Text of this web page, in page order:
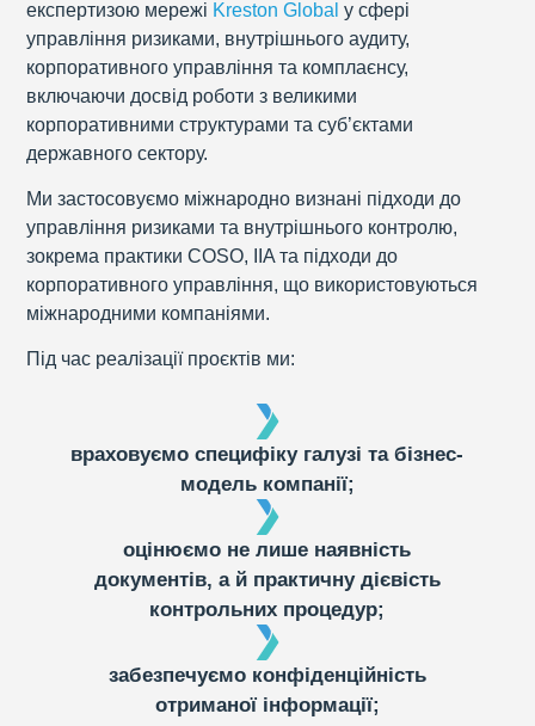
експертизою мережі Kreston Global у сфері
управління ризиками, внутрішнього аудиту,
корпоративного управління та комплаєнсу,
включаючи досвід роботи з великими
корпоративними структурами та суб’єктами
державного сектору.
Ми застосовуємо міжнародно визнані підходи до
управління ризиками та внутрішнього контролю,
зокрема практики COSO, IIA та підходи до
корпоративного управління, що використовуються
міжнародними компаніями.
Під час реалізації проєктів ми:
враховуємо специфіку галузі та бізнес-
модель компанії;
оцінюємо не лише наявність
документів, а й практичну дієвість
контрольних процедур;
забезпечуємо конфіденційність
отриманої інформації;